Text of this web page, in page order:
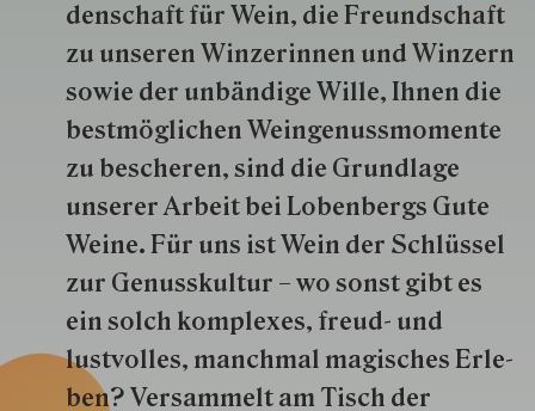
den­schaft für Wein, die Freund­schaft
zu unseren Win­zer­innen und Win­zern
so­wie der un­bän­dige Wille, Ihnen die
best­mög­lich­en Wein­genuss­momente
zu besche­ren, sind die Grund­lage
unserer Arbeit bei Lobenbergs Gute
Weine. Für uns ist Wein der Schlüs­sel
zur Genuss­kultur – wo sonst gibt es
ein solch kom­plexes, freud- und
lustvolles, manchmal ma­gisch­es Er­le­
ben? Versammelt am Tisch der